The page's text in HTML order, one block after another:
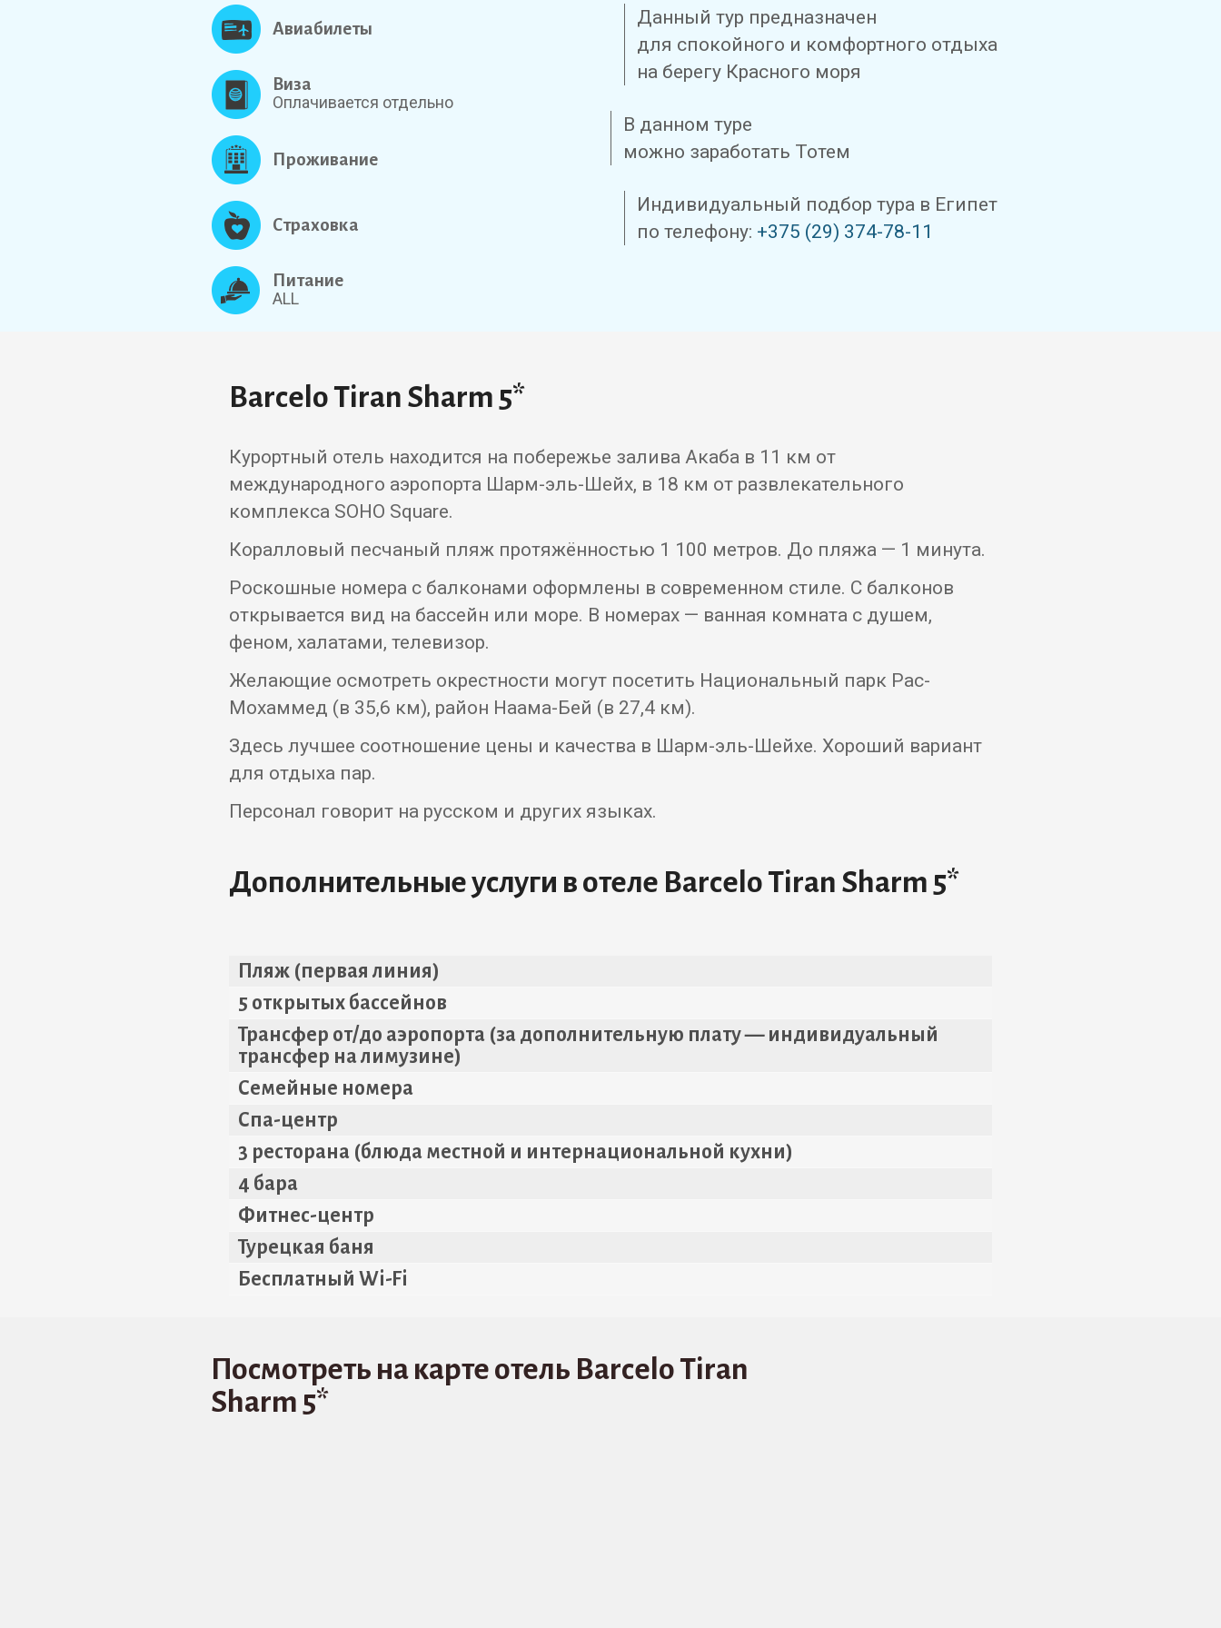
Авиабилеты
Виза
Оплачивается отдельно
Проживание
Страховка
Питание
ALL
Данный тур предназначен
для спокойного и комфортного отдыха
на берегу Красного моря
В данном туре
можно заработать Тотем
Индивидуальный подбор тура в Египет
по телефону: +375 (29) 374-78-11
Barcelo Tiran Sharm 5*
Курортный отель находится на побережье залива Акаба в 11 км от
международного аэропорта Шарм-эль-Шейх, в 18 км от развлекательного
комплекса SOHO Square.
Коралловый песчаный пляж протяжённостью 1 100 метров. До пляжа — 1 минута.
Роскошные номера с балконами оформлены в современном стиле. С балконов
открывается вид на бассейн или море. В номерах — ванная комната с душем,
феном, халатами, телевизор.
Желающие осмотреть окрестности могут посетить Национальный парк Рас-
Мохаммед (в 35,6 км), район Наама-Бей (в 27,4 км).
Здесь лучшее соотношение цены и качества в Шарм-эль-Шейхе. Хороший вариант
для отдыха пар.
Персонал говорит на русском и других языках.
Дополнительные услуги в отеле Barcelo Tiran Sharm 5*
Пляж (первая линия)
5 открытых бассейнов
Трансфер от/до аэропорта (за дополнительную плату — индивидуальный
трансфер на лимузине)
Семейные номера
Спа-центр
3 ресторана (блюда местной и интернациональной кухни)
4 бара
Фитнес-центр
Турецкая баня
Бесплатный Wi-Fi
Посмотреть на карте отель Barcelo Tiran
Sharm 5*